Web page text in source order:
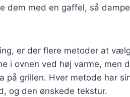
dem med en gaffel, så
er der flere metoder at
i ovnen ved høj varme, men
på grillen. Hver metode har
og den ønskede tekstur.